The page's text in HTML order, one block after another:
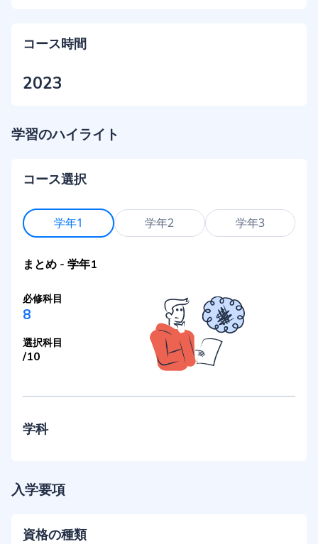
コース時間
2023
学習のハイライト
コース選択
学年1 学年2 学年3
まとめ - 学年1
必修科目
8
選択科目
/10
学科
入学要項
資格の種類